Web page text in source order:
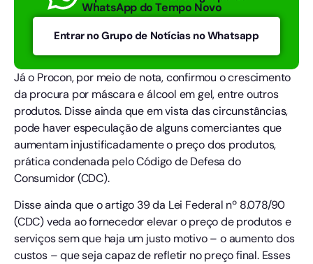
WhatsApp do Tempo Novo
Entrar no Grupo de Notícias no Whatsapp
Já o Procon, por meio de nota, confirmou o crescimento
da procura por máscara e álcool em gel, entre outros
produtos. Disse ainda que em vista das circunstâncias,
pode haver especulação de alguns comerciantes que
aumentam injustificadamente o preço dos produtos,
prática condenada pelo Código de Defesa do
Consumidor (CDC).
Disse ainda que o artigo 39 da Lei Federal nº 8.078/90
(CDC) veda ao fornecedor elevar o preço de produtos e
serviços sem que haja um justo motivo – o aumento dos
custos – que seja capaz de refletir no preço final. Esses